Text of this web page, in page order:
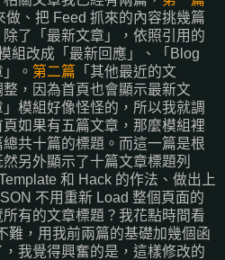
、把 Feed 抓來的內容挑幾篇
了「最新文章」，依照引用的
組改成「最新回應」、「Blog
。 第二篇 「其他最近的文
，因為首頁也會顯示最新文
模組好像怪怪的，所以我就調
如果有五篇文章，那麼模組裡
共十篇的標題。而這一篇是根
另外顯示了十篇文章標題列
和 Hack 的作法、做出上
不用重新 Load 整個頁面的
有的文章標題？我花點時間看
難，用我前兩篇的基礎加幾個函
我覺得興奮的是，這樣修改的